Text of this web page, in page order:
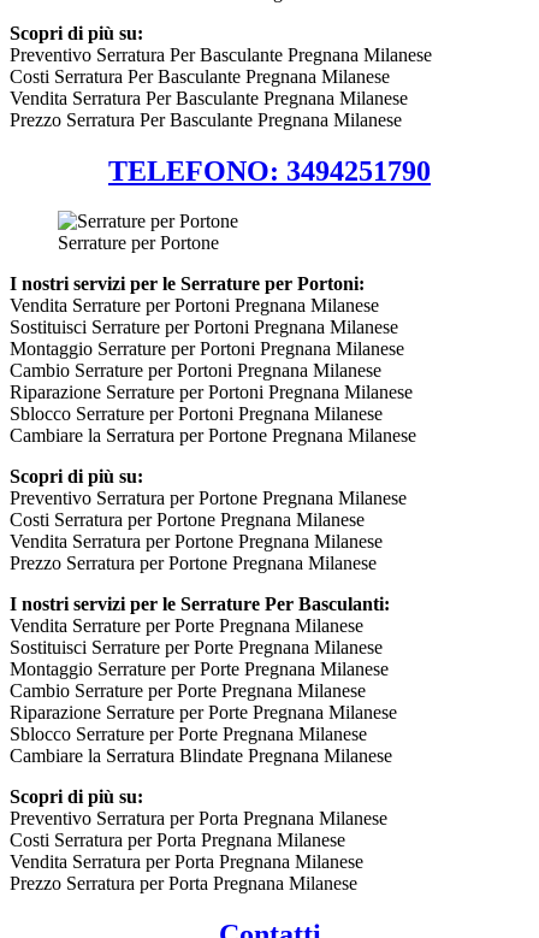
Scopri di più su:
Preventivo Serratura Per Basculante Pregnana Milanese
Costi Serratura Per Basculante Pregnana Milanese
Vendita Serratura Per Basculante Pregnana Milanese
Prezzo Serratura Per Basculante Pregnana Milanese
TELEFONO: 3494251790
Serrature per Portone
I nostri servizi per le Serrature per Portoni:
Vendita Serrature per Portoni Pregnana Milanese
Sostituisci Serrature per Portoni Pregnana Milanese
Montaggio Serrature per Portoni Pregnana Milanese
Cambio Serrature per Portoni Pregnana Milanese
Riparazione Serrature per Portoni Pregnana Milanese
Sblocco Serrature per Portoni Pregnana Milanese
Cambiare la Serratura per Portone Pregnana Milanese
Scopri di più su:
Preventivo Serratura per Portone Pregnana Milanese
Costi Serratura per Portone Pregnana Milanese
Vendita Serratura per Portone Pregnana Milanese
Prezzo Serratura per Portone Pregnana Milanese
I nostri servizi per le Serrature Per Basculanti:
Vendita Serrature per Porte Pregnana Milanese
Sostituisci Serrature per Porte Pregnana Milanese
Montaggio Serrature per Porte Pregnana Milanese
Cambio Serrature per Porte Pregnana Milanese
Riparazione Serrature per Porte Pregnana Milanese
Sblocco Serrature per Porte Pregnana Milanese
Cambiare la Serratura Blindate Pregnana Milanese
Scopri di più su:
Preventivo Serratura per Porta Pregnana Milanese
Costi Serratura per Porta Pregnana Milanese
Vendita Serratura per Porta Pregnana Milanese
Prezzo Serratura per Porta Pregnana Milanese